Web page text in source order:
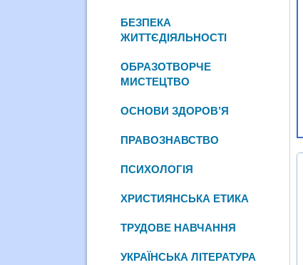
БЕЗПЕКА
ЖИТТЄДІЯЛЬНОСТІ
ОБРАЗОТВОРЧЕ
МИСТЕЦТВО
ОСНОВИ ЗДОРОВ’Я
ПРАВОЗНАВСТВО
ПСИХОЛОГІЯ
ХРИСТИЯНСЬКА ЕТИКА
ТРУДОВЕ НАВЧАННЯ
УКРАЇНСЬКА ЛІТЕРАТУРА